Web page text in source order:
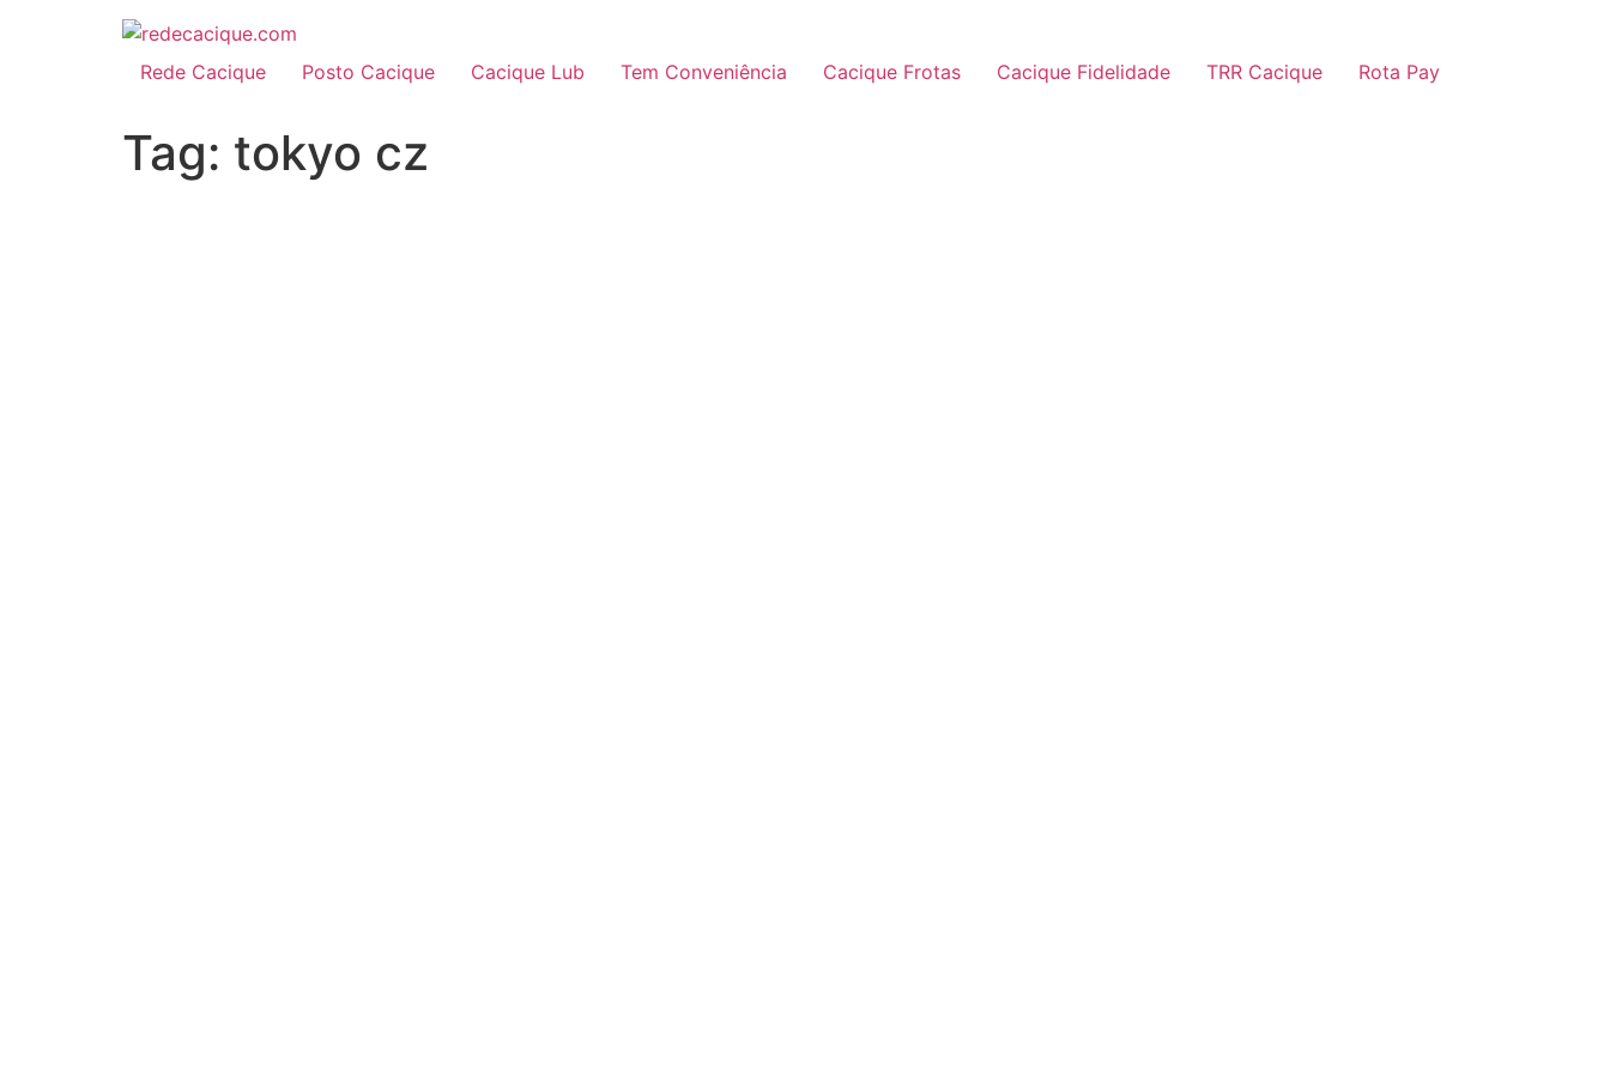
Rede Cacique Posto Cacique Cacique Lub Tem Conveniência Cacique Frotas Cacique Fidelidade TRR Cacique Rota Pay
Tag: tokyo cz